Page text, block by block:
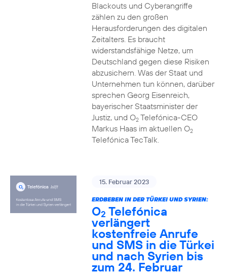
Blackouts und Cyberangriffe
zählen zu den großen
Herausforderungen des digitalen
Zeitalters. Es braucht
widerstandsfähige Netze, um
Deutschland gegen diese Risiken
abzusichern. Was der Staat und
Unternehmen tun können, darüber
sprechen Georg Eisenreich,
bayerischer Staatsminister der
Justiz, und O2Telefónica-CEO
Markus Haas im aktuellen O2
Telefónica TecTalk.
15. Februar 2023
ERDBEBEN IN DER TÜRKEI UND SYRIEN:
O2 Telefónica
verlängert
kostenfreie Anrufe
und SMS in die Türkei
und nach Syrien bis
zum 24. Februar